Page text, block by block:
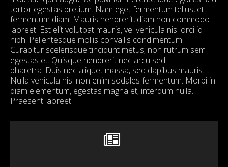
tortor egestas pretium. Nam eget fermentum tellus, et
fermentum diam. Mauris hendrerit, diam non commodo
laoreet. Est elit volutpat mauris, vel vehicula nisl orci id
nibh. Pellentesque mollis convallis condimentum.
Curabitur scelerisque tincidunt metus, non rutrum sem
egestas et. Quisque hendrerit nec arcu sed
pharetra. Duis nec aliquet massa, sed dapibus mauris.
Nulla vehicula nisl non enim sodales fermentum. Morbi in
diam elementum, egestas magna et, interdum nulla.
Praesent laoreet.